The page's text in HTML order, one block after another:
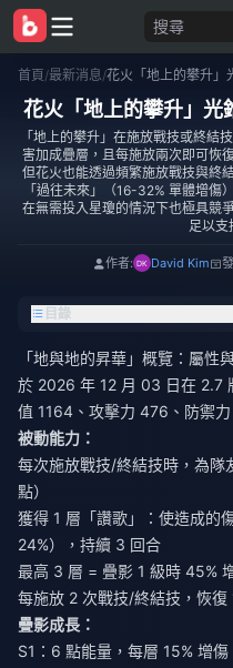
搜尋
首頁/最新消息/
花火「地上的攀升」光
「地上的攀升」在施放戰技或終
害加成疊層，且每施放兩次即可恢
但花火也能透過頻繁施放戰技與終
「過往未來」（16-32% 單體增傷
在無需投入星瓊的情況下也極具競
足以支
作者: David Kim
目錄
「地與地的昇華」概覽：屬性
於 2026 年 12 月 03 日在 2.7
值 1164、攻擊力 476、防禦力
被動能力：
每次施放戰技/終結技時，為
點）
獲得 1 層「讚歌」：使造成的
24%），持續 3 回合
最高 3 層 = 疊影 1 級時 45%
每施放 2 次戰技/終結技，恢復
疊影成長：
S1：6 點能量，每層 15% 增傷